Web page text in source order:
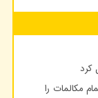
مکالمات را